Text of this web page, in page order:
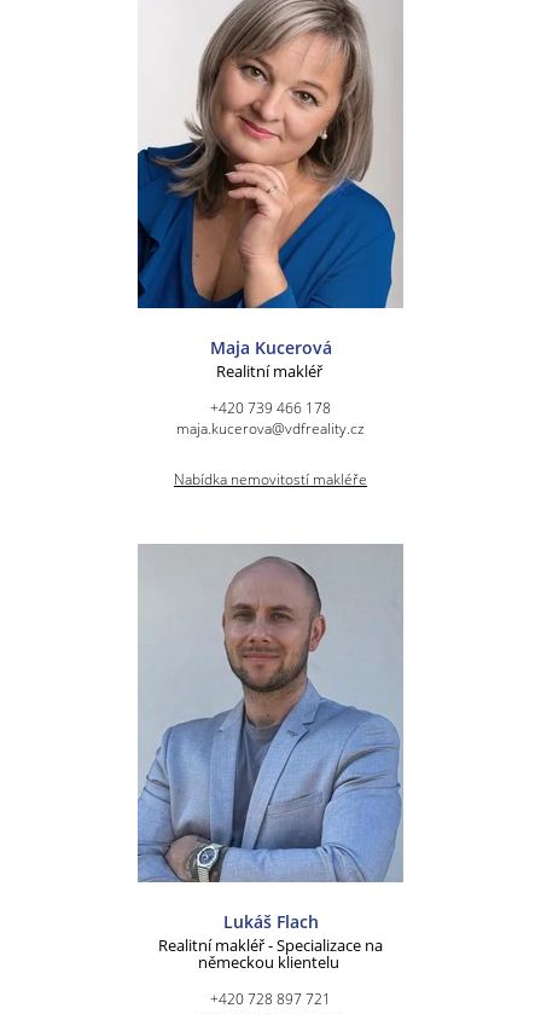
Maja Kucerová
Realitní makléř
+420 739 466 178
maja.kucerova@vdfreality.cz
Nabídka nemovitostí makléře
Lukáš Flach
Realitní makléř - Specializace na
německou klientelu
+420 728 897 721